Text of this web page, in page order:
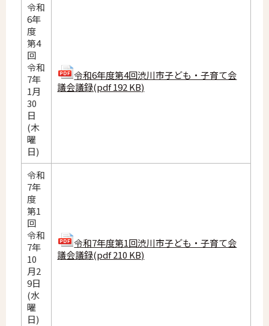
令和
6年
度
第4
回
令和
7年
1月
30
日
(木
曜
日)
令和6年度第4回渋川市子ども・子育て会
議会議録(pdf 192 KB)
令和
7年
度
第1
回
令和
7年
10
月2
9日
(水
曜
日)
令和7年度第1回渋川市子ども・子育て会
議会議録(pdf 210 KB)